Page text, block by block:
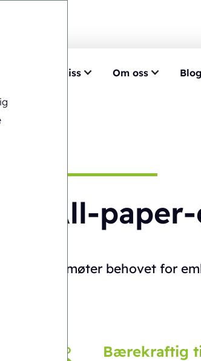
Velg Ecobliss Om oss
All-
Vi møter behovet for
Bærekraftig